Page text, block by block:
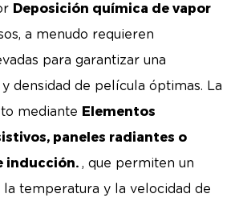
Deposición química de vapor
a menudo requieren
para garantizar una
densidad de película óptimas. La
mediante Elementos
paneles radiantes o
inducción. , que permiten un
la temperatura y la velocidad de